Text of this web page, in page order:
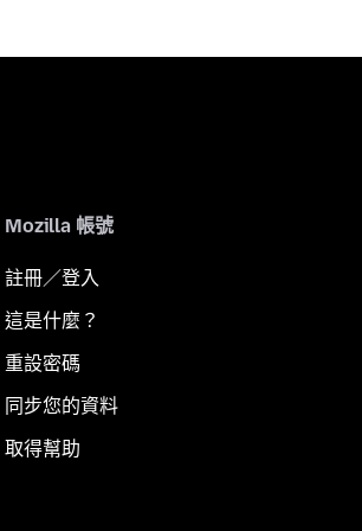
Mozilla 帳號
註冊／登入
這是什麼？
重設密碼
同步您的資料
取得幫助